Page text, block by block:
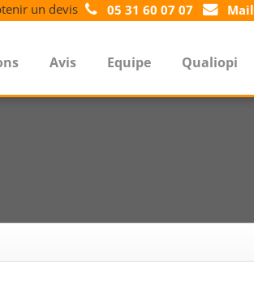
un devis 05 31 60 07 07 Mail
Avis Equipe Qualiopi